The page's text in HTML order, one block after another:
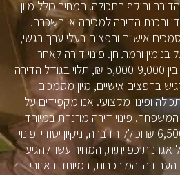
והיקף התכולה. המחיר כולל מיון
והכנת הדירה למכירה או השכרה.
אישיים וחפצים בעלי ערך רגשי,
בנימין ורמת חן. פינוי דירה לאחר
פטירה ברמת גן: העלות נעה בין 5,000-9,000 ₪, תלוי בגודל הדירה
בחפצים אישיים, מיון מסמכים
ופינוי מקצועי. אנו מקפידים על
פינוי דירה מוזנחת במיוחד
ברמת גן: המחיר מתחיל מ-6,500 ₪ וכולל הדברה, ניקיון יסודי ופינוי
כפייתית, המחיר עשוי להגיע
העבודה והמורכבות, במיוחד באזורי